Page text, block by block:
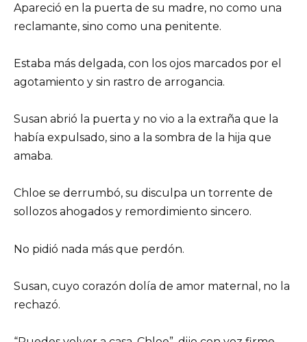
Apareció en la puerta de su madre, no como una
reclamante, sino como una penitente.
Estaba más delgada, con los ojos marcados por el
agotamiento y sin rastro de arrogancia.
Susan abrió la puerta y no vio a la extraña que la
había expulsado, sino a la sombra de la hija que
amaba.
Chloe se derrumbó, su disculpa un torrente de
sollozos ahogados y remordimiento sincero.
No pidió nada más que perdón.
Susan, cuyo corazón dolía de amor maternal, no la
rechazó.